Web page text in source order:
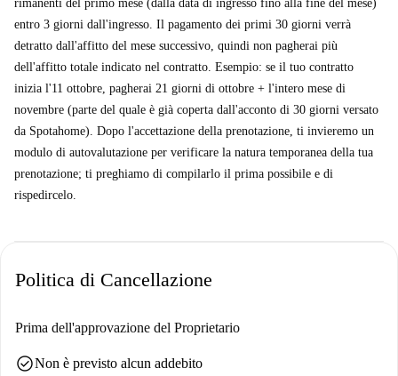
rimanenti del primo mese (dalla data di ingresso fino alla fine del mese)
entro 3 giorni dall'ingresso. Il pagamento dei primi 30 giorni verrà
detratto dall'affitto del mese successivo, quindi non pagherai più
dell'affitto totale indicato nel contratto. Esempio: se il tuo contratto
inizia l'11 ottobre, pagherai 21 giorni di ottobre + l'intero mese di
novembre (parte del quale è già coperta dall'acconto di 30 giorni versato
da Spotahome). Dopo l'accettazione della prenotazione, ti invieremo un
modulo di autovalutazione per verificare la natura temporanea della tua
prenotazione; ti preghiamo di compilarlo il prima possibile e di
rispedircelo.
Politica di Cancellazione
Prima dell'approvazione del Proprietario
check_circleNon è previsto alcun addebito